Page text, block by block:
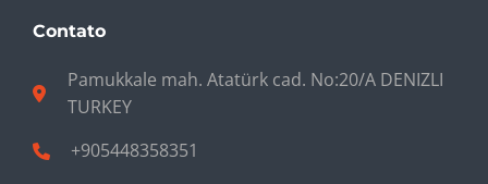
Contato
Pamukkale mah. Atatürk cad. No:20/A DENIZLI
TURKEY
+905448358351